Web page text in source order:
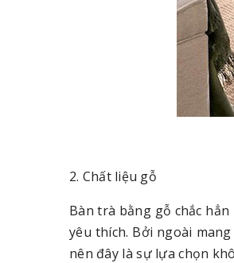
2. Chất liệu gỗ
Bàn trà bằng gỗ chắc
yêu thích. Bởi ngoài
nên đây là sự lựa chọn